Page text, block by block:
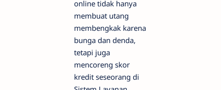
online tidak hanya
membuat utang
membengkak karena
bunga dan denda,
tetapi juga
mencoreng skor
kredit seseorang di